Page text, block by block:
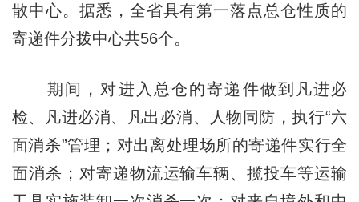
散中心。据悉，全省具有第一落点总仓性质的
寄递件分拨中心共56个。
期间，对进入总仓的寄递件做到凡进必
检、凡进必消、凡出必消、人物同防，执行“六
面消杀”管理；对出离处理场所的寄递件实行全
面消杀；对寄递物流运输车辆、揽投车等运输